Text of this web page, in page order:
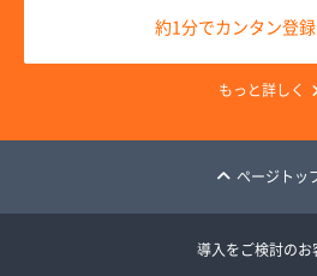
約1分でカンタン登録
もっと詳しく
ページトッ
導入をご検討のお